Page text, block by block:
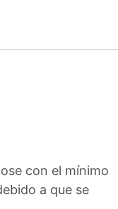
con el mínimo
a que se